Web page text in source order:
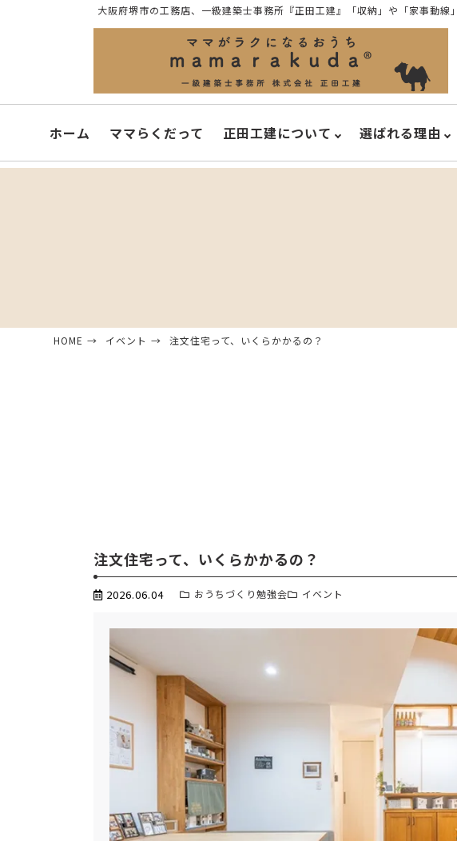
大阪府堺市の工務店、一級建築士事務所『正田工建』「収納」や「家事動
ホーム ママらくだって 正田工建について 選ばれる理由
HOME イベント 注文住宅って、いくらかかるの？
注文住宅って、いくらかかるの？
2026.06.04 おうちづくり勉強会 イベント